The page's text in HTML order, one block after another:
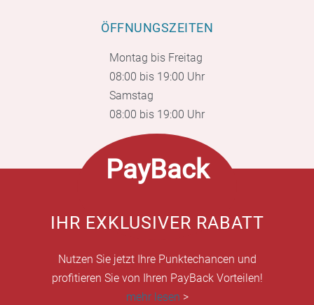
ÖFFNUNGSZEITEN
Montag bis Freitag
08:00 bis 19:00 Uhr
Samstag
08:00 bis 19:00 Uhr
PayBack
IHR EXKLUSIVER RABATT
Nutzen Sie jetzt Ihre Punktechancen und
profitieren Sie von Ihren PayBack Vorteilen!
mehr lesen >